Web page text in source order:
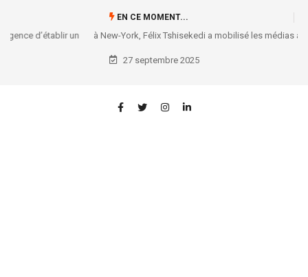
EN CE MOMENT...
à New-York, Félix Tshisekedi a mobilisé les médias américains sur la
situation congolaise
27 septembre 2025